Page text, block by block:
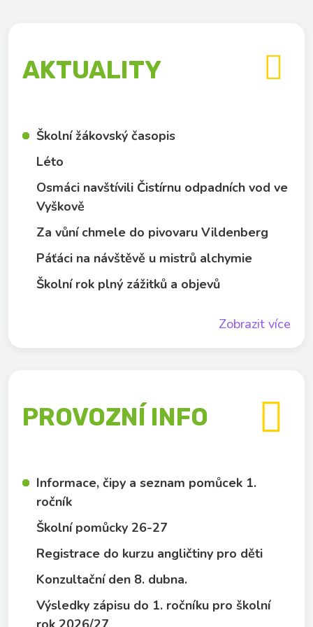
AKTUALITY
Školní žákovský časopis
Léto
Osmáci navštívili Čistírnu odpadních vod ve
Vyškově
Za vůní chmele do pivovaru Vildenberg
Páťáci na návštěvě u mistrů alchymie
Školní rok plný zážitků a objevů
Zobrazit více

PROVOZNÍ INFO
Informace, čipy a seznam pomůcek 1.
ročník
Školní pomůcky 26-27
Registrace do kurzu angličtiny pro děti
Konzultační den 8. dubna.
Výsledky zápisu do 1. ročníku pro školní
